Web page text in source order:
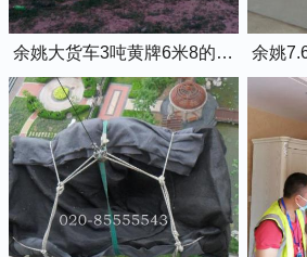
余姚大货车3吨黄牌6米8的厢式货车